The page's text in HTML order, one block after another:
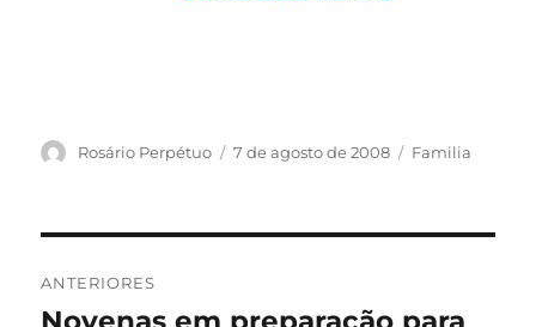
Autor
Rosário Perpétuo
Publicado
7 de agosto de 2008 Categorias
Familia
de
ANTERIORES
Post